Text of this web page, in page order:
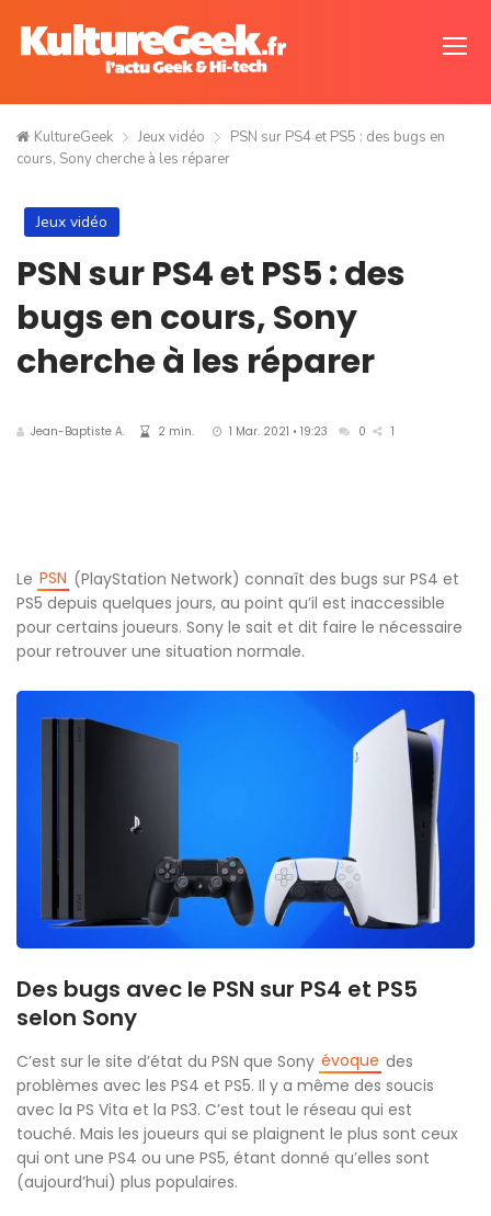
KultureGeek Jeux vidéo
PSN sur PS4 et PS5 : des bugs en
cours, Sony cherche à les réparer
Jeux vidéo
PSN sur PS4 et PS5 : des
bugs en cours, Sony
cherche à les réparer
Jean-Baptiste A. 2 min. 1 Mar. 2021 • 19:23 0 1
Le PSN (PlayStation Network) connaît des bugs sur PS4 et
PS5 depuis quelques jours, au point qu’il est inaccessible
pour certains joueurs. Sony le sait et dit faire le nécessaire
pour retrouver une situation normale.
Des bugs avec le PSN sur PS4 et PS5
selon Sony
C’est sur le site d’état du PSN que Sony évoque des
problèmes avec les PS4 et PS5. Il y a même des soucis
avec la PS Vita et la PS3. C’est tout le réseau qui est
touché. Mais les joueurs qui se plaignent le plus sont ceux
qui ont une PS4 ou une PS5, étant donné qu’elles sont
(aujourd’hui) plus populaires.